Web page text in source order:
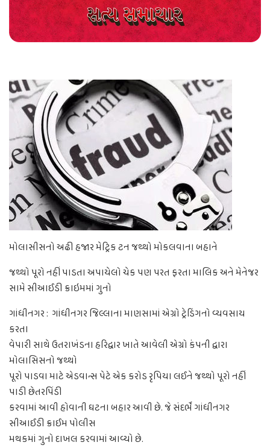
મોલાસીસનો અઢી હજાર મેટ્રિક ટન જથ્થો મોકલવાના બહાને
જથ્થો પૂરો નહીં પાડતા અપાયેલો ચેક પણ પરત ફરતા માલિક અને મેનેજર
સામે સીઆઈડી ક્રાઇમમાં ગુનો
ગાંધીનગર : ગાંધીનગર જિલ્લાના માણસામાં એગ્રો ટ્રેડિંગનો વ્યવસાય
કરતા
વેપારી સાથે ઉતરાખંડના હરિદ્વાર ખાતે આવેલી એગ્રો કંપની દ્વારા
મોલાસિસનો જથ્થો
પૂરો પાડવા માટે એડવાન્સ પેટે એક કરોડ રૃપિયા લઈને જથ્થો પૂરો નહીં
પાડી છેતરપિંડી
કરવામાં આવી હોવાની ઘટના બહાર આવી છે. જે સંદર્ભે ગાંધીનગર
સીઆઈડી ક્રાઈમ પોલીસ
મથકમાં ગુનો દાખલ કરવામાં આવ્યો છે.